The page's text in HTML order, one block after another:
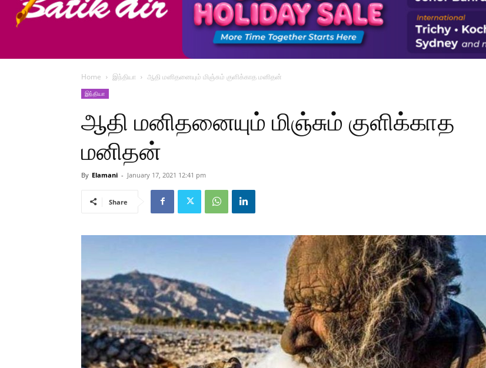
Home இந்தியா ஆதி மனிதனையும் மிஞ்சும் குளிக்காத மனிதன்
இந்தியா
ஆதி மனிதனையும் மிஞ்சும் குளிக்காத
மனிதன்
By Elamani - January 17, 2021 12:41 pm
Share